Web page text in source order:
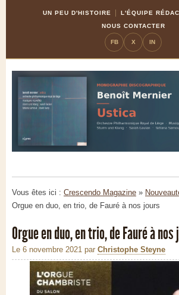
UN PEU D'HISTOIRE
L'ÉQUIPE
NOUS CONTACTER
FB X IN
Vous êtes ici : Crescendo Magazine »
Orgue en duo, en trio, de Fauré à nos jours
Orgue en duo, en trio, de Fauré à nos
Le 6 novembre 2021 par Christophe Steyne